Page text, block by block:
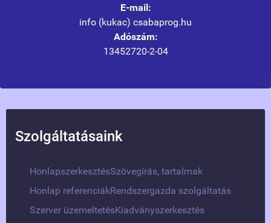
E-mail:
info (kukac) csabaprog.hu
Adószám:
13452720-2-04
Szolgáltatásaink
HonlapszerkesztésSzövegírás, tartalmak
Honlap referenciákRendszergazda szolgáltatás
Szerver üzemeltetésKiadványszerkesztés